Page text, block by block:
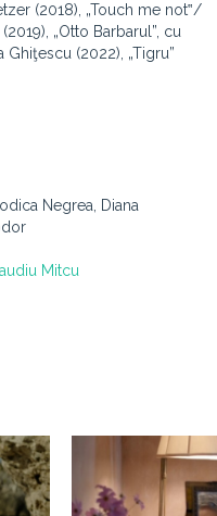
(2018), „Touch me not‟/
„Otto Barbarul”, cu
(2022), „Tigru”
Negrea, Diana
Mitcu